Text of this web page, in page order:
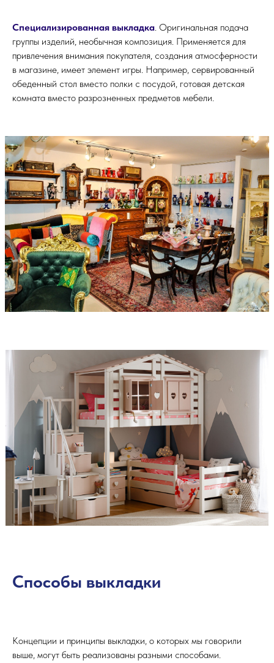
Специализированная выкладка. Оригинальная подача
группы изделий, необычная композиция. Применяется для
привлечения внимания покупателя, создания атмосферности
в магазине, имеет элемент игры. Например, сервированный
обеденный стол вместо полки с посудой, готовая детская
комната вместо разрозненных предметов мебели.
Способы выкладки
Концепции и принципы выкладки, о которых мы говорили
выше, могут быть реализованы разными способами.